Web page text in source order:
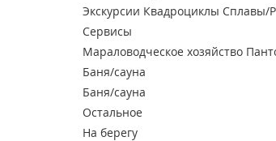
Экскурсии Квадроциклы Сплавы/
Сервисы
Мараловодческое хозяйство
Баня/сауна
Баня/сауна
Остальное
На берегу